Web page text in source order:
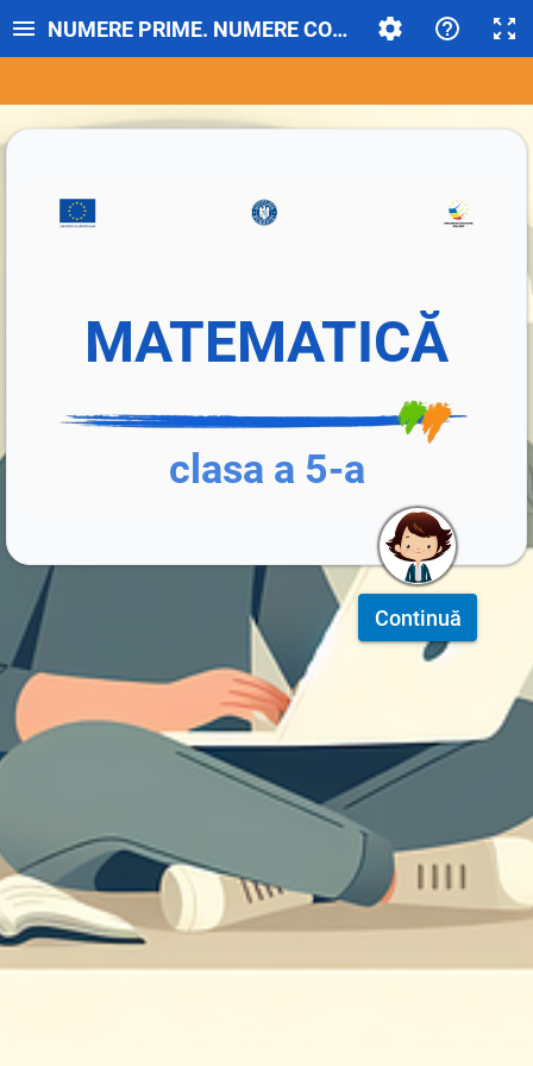
Continuă
NUMERE PRIME. NUMERE COMPUSE
MATEMATICĂ
clasa a 5-a